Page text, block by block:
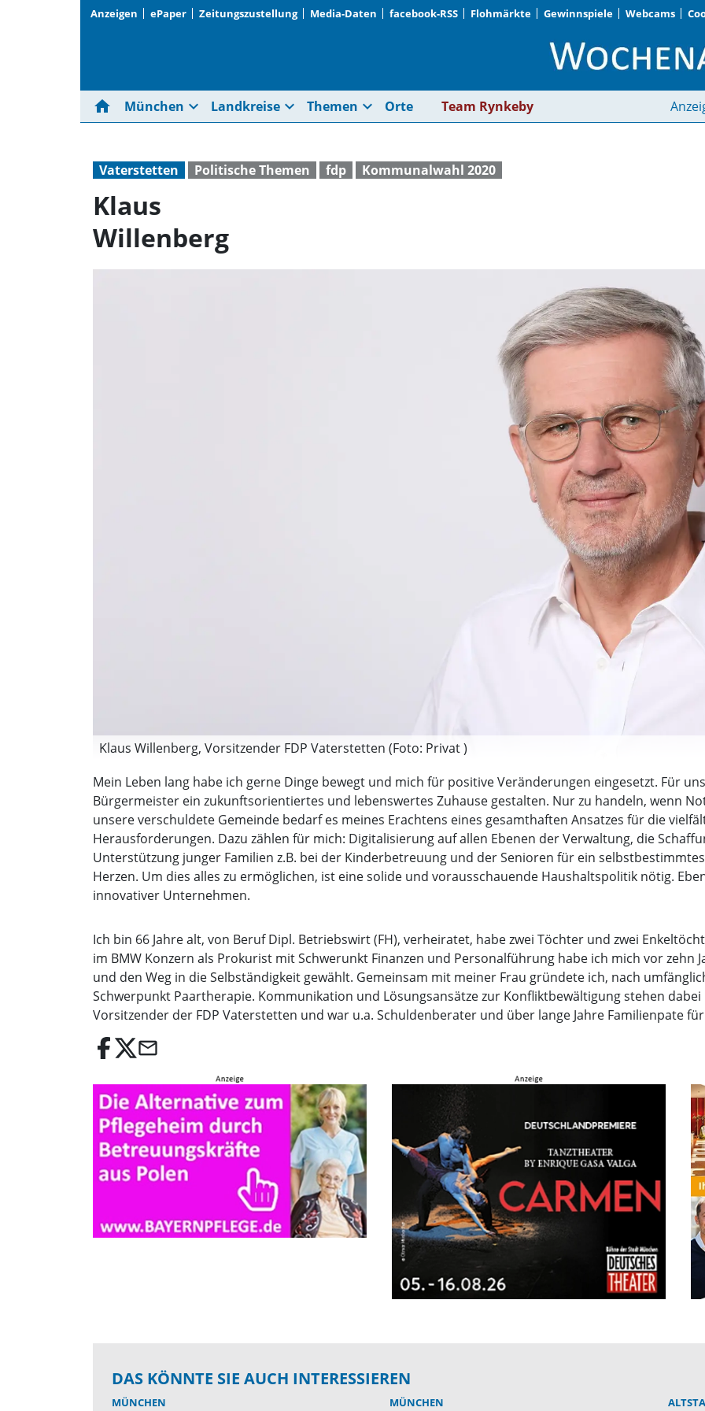
Anzeigen ePaper Zeitungszustellung Media-Daten facebook-RSS Flohmärkte Gewinnspiele Webcams
Klaus Willenberg |
home München expand_more Landkreise expand_more Themen expand_more Orte Team Rynkeby
Vaterstetten Politische Themen fdp Kommunalwahl 2020
Klaus
Willenberg
Klaus Willenberg, Vorsitzender FDP Vaterstetten (Foto: Privat )
Mein Leben lang habe ich gerne Dinge bewegt und mich für positive Veränderungen eingesetzt. Für
Bürgermeister ein zukunftsorientiertes und lebenswertes Zuhause gestalten. Nur zu handeln, wenn
unsere verschuldete Gemeinde bedarf es meines Erachtens eines gesamthaften Ansatzes für die
Herausforderungen. Dazu zählen für mich: Digitalisierung auf allen Ebenen der Verwaltung, die
Unterstützung junger Familien z.B. bei der Kinderbetreuung und der Senioren für ein
Herzen. Um dies alles zu ermöglichen, ist eine solide und vorausschauende Haushaltspolitik nötig.
innovativer Unternehmen.
Ich bin 66 Jahre alt, von Beruf Dipl. Betriebswirt (FH), verheiratet, habe zwei Töchter und zwei
im BMW Konzern als Prokurist mit Schwerunkt Finanzen und Personalführung habe ich mich vor zehn
und den Weg in die Selbständigkeit gewählt. Gemeinsam mit meiner Frau gründete ich, nach
Schwerpunkt Paartherapie. Kommunikation und Lösungsansätze zur Konfliktbewältigung stehen
Vorsitzender der FDP Vaterstetten und war u.a. Schuldenberater und über lange Jahre Familienpate
email
DAS KÖNNTE SIE AUCH INTERESSIEREN
MÜNCHEN MÜNCHEN